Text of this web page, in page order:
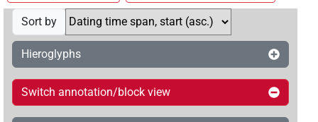
Sort by
Hieroglyphs
Switch annotation/block view